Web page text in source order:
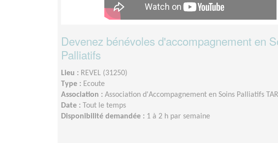
Devenez bénévoles d'accompagnement en
Palliatifs
Lieu : REVEL (31250)
Type : Ecoute
Association : Association d'Accompagnement en Soins Palliatifs
Date :
Tout le temps
Disponibilité demandée : 1 à 2 h par semaine